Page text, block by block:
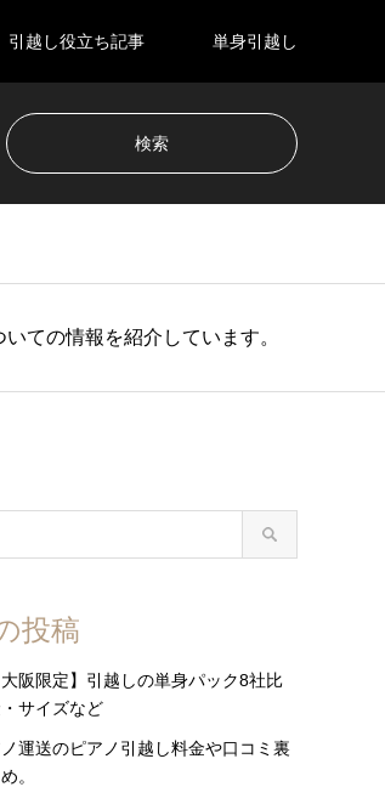
引越し役立ち記事 単身引越し
ての情報を紹介しています。
投稿
阪限定】引越しの単身パック8社比
サイズなど
運送のピアノ引越し料金や口コミ裏
。